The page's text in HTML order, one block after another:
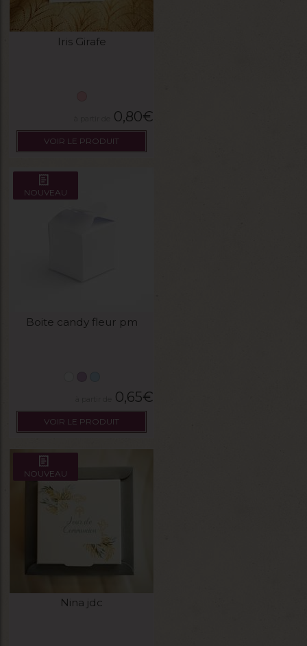
Iris Girafe
0,80€
VOIR LE PRODUIT
NOUVEAU
Boite candy fleur pm
0,65€
VOIR LE PRODUIT
NOUVEAU
Nina jdc